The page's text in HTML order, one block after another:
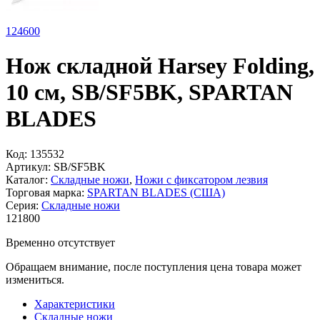
124600
Нож складной Harsey Folding,
10 см, SB/SF5BK, SPARTAN
BLADES
Код: 135532
Артикул: SB/SF5BK
Каталог: Складные ножи, Ножи с фиксатором лезвия
Торговая марка: SPARTAN BLADES (США)
Серия: Складные ножи
121800
Временно отсутствует
Обращаем внимание, после поступления цена товара может
измениться.
Характеристики
Складные ножи